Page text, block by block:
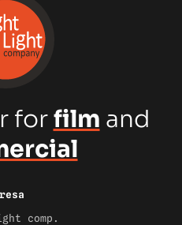
forfilm and
comp.